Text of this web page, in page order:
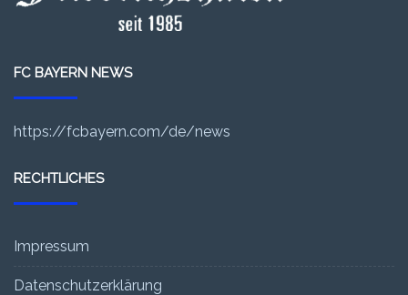
FC BAYERN NEWS
https://fcbayern.com/de/news
RECHTLICHES
Impressum
Datenschutzerklärung